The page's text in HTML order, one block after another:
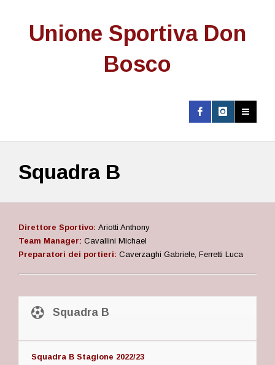
Unione Sportiva Don
Bosco
Squadra B
Direttore Sportivo: Ariotti Anthony
Team Manager: Cavallini Michael
Preparatori dei portieri: Caverzaghi Gabriele, Ferretti Luca
Squadra B
Squadra B Stagione 2022/23